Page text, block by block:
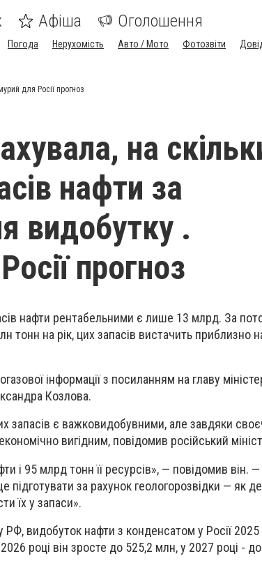
Афіша Оголошення
Погода Нерухомість Авто / Мото Фотозвіти
для Росії прогноз
на
нафти за
видобутку .
прогноз
нафти рентабельними є лише 13 млрд. За
тонн на рік, цих запасів вистачить приблизно
інформації з посиланням на главу
Козлова.
запасів є важковидобувними, але завдяки
вигідним, повідомив російський
і 95 млрд тонн її ресурсів», — повідомив він. —
підготувати за рахунок геологорозвідки — як
їх у запаси».
видобуток нафти з конденсатом у Росії 2025
році він зросте до 525,2 млн, у 2027 році -